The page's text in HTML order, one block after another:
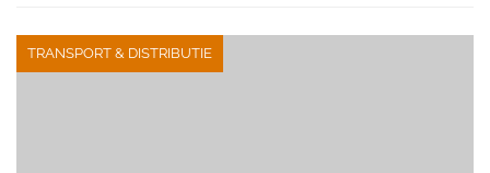
TRANSPORT & DISTRIBUTIE